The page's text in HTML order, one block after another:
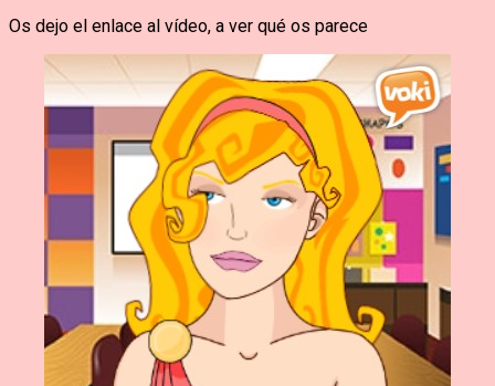
Os dejo el enlace al vídeo, a ver qué os parece